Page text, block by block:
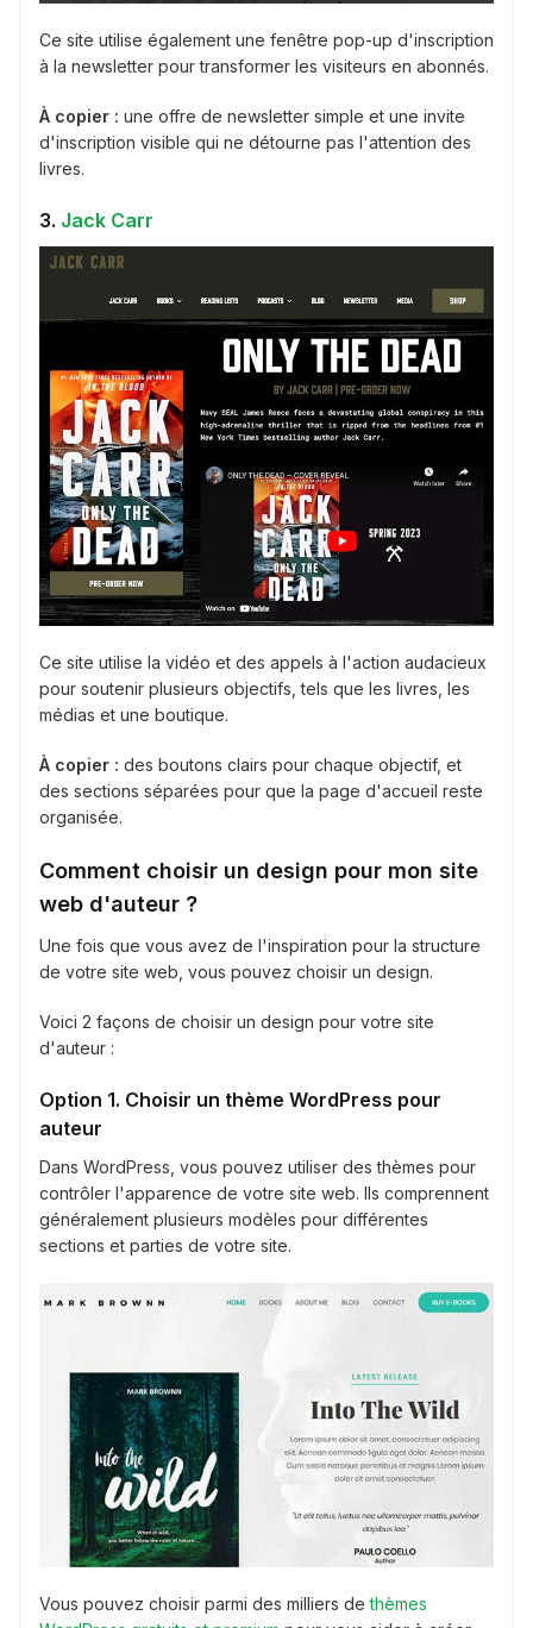
Ce site utilise également une fenêtre pop-up d'inscription
à la newsletter pour transformer les visiteurs en abonnés.
À copier : une offre de newsletter simple et une invite
d'inscription visible qui ne détourne pas l'attention des
livres.
3. Jack Carr
Ce site utilise la vidéo et des appels à l'action audacieux
pour soutenir plusieurs objectifs, tels que les livres, les
médias et une boutique.
À copier : des boutons clairs pour chaque objectif, et
des sections séparées pour que la page d'accueil reste
organisée.
Comment choisir un design pour mon site
web d'auteur ?
Une fois que vous avez de l'inspiration pour la structure
de votre site web, vous pouvez choisir un design.
Voici 2 façons de choisir un design pour votre site
d'auteur :
Option 1. Choisir un thème WordPress pour
auteur
Dans WordPress, vous pouvez utiliser des thèmes pour
contrôler l'apparence de votre site web. Ils comprennent
généralement plusieurs modèles pour différentes
sections et parties de votre site.
Vous pouvez choisir parmi des milliers dethèmes